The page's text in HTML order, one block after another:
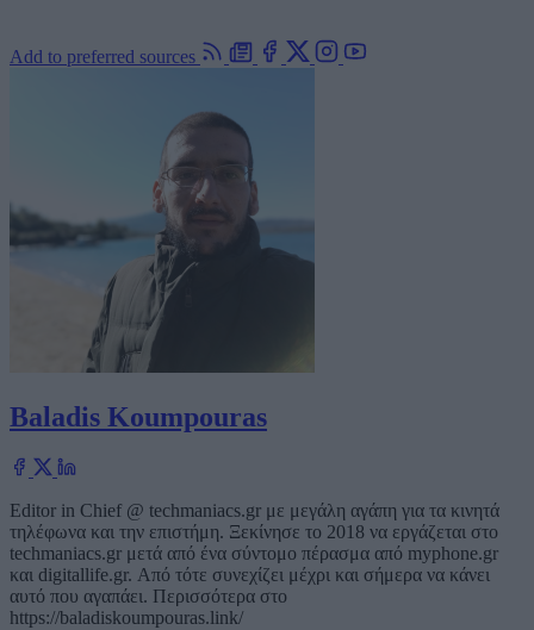
Add to preferred sources
Baladis Koumpouras
Editor in Chief @ techmaniacs.gr με μεγάλη αγάπη για τα κινητά
τηλέφωνα και την επιστήμη. Ξεκίνησε το 2018 να εργάζεται στο
techmaniacs.gr μετά από ένα σύντομο πέρασμα από myphone.gr
και digitallife.gr. Από τότε συνεχίζει μέχρι και σήμερα να κάνει
αυτό που αγαπάει. Περισσότερα στο
https://baladiskoumpouras.link/